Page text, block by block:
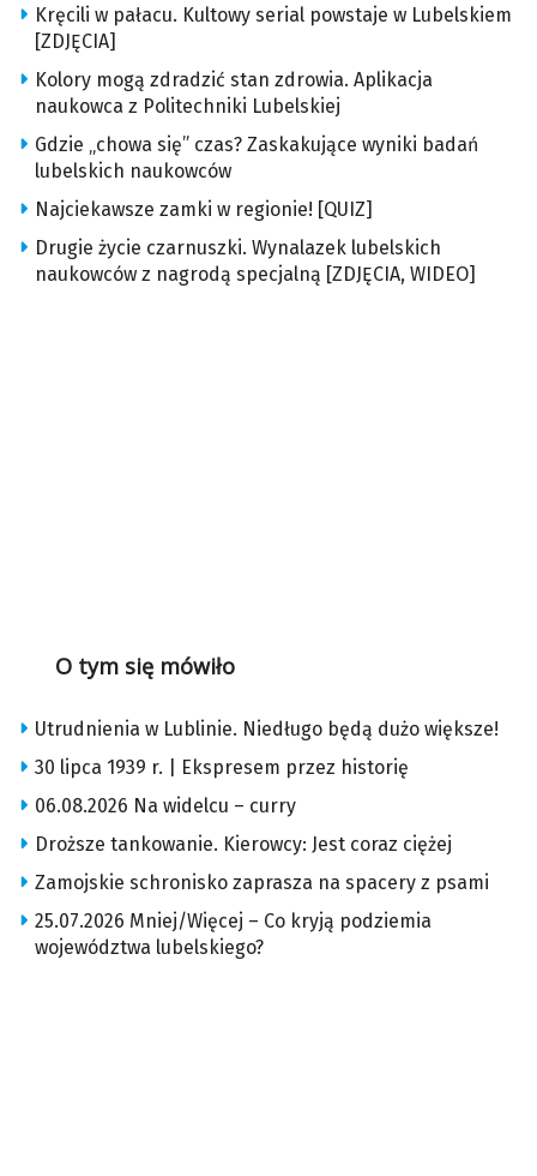
Kręcili w pałacu. Kultowy serial powstaje w Lubelskiem
[ZDJĘCIA]
Kolory mogą zdradzić stan zdrowia. Aplikacja
naukowca z Politechniki Lubelskiej
Gdzie „chowa się” czas? Zaskakujące wyniki badań
lubelskich naukowców
Najciekawsze zamki w regionie! [QUIZ]
Drugie życie czarnuszki. Wynalazek lubelskich
naukowców z nagrodą specjalną [ZDJĘCIA, WIDEO]
O tym się mówiło
Utrudnienia w Lublinie. Niedługo będą dużo większe!
30 lipca 1939 r. | Ekspresem przez historię
06.08.2026 Na widelcu – curry
Droższe tankowanie. Kierowcy: Jest coraz ciężej
Zamojskie schronisko zaprasza na spacery z psami
25.07.2026 Mniej/Więcej – Co kryją podziemia
województwa lubelskiego?